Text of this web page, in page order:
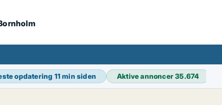
opdatering 11 min siden Aktive annoncer35.674